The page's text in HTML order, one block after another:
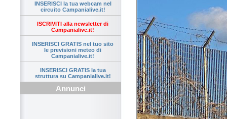
INSERISCI la tua webcam nel
circuito Campanialive.it!
ISCRIVITI alla newsletter di
Campanialive.it!
INSERISCI GRATIS nel tuo sito
le previsioni meteo di
Campanialive.it!
INSERISCI GRATIS la tua
struttura su Campanialive.it!
Annunci